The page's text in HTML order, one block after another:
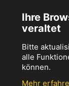
Ihre
veraltet
Bitte
alle
können.
Mehr